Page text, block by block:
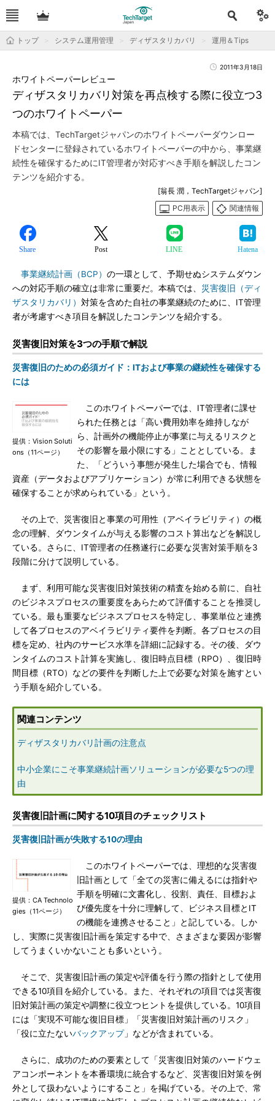
トップ システム運用管理 ディザスタリカバリ 運用＆Tips
2011年3月18日
ディザスタリカバリ対策を再点検する際に役立つ3
つのホワイトペーパー
ホワイトペーパーレビュー
本稿では、TechTargetジャパンのホワイトペーパーダウンロー
ドセンターに登録されているホワイトペーパーの中から、事業継
続性を確保するためにIT管理者が対応すべき手順を解説したコン
テンツを紹介する。
[翁長 潤，TechTargetジャパン]
PC用表示
関連情報
Share Post LINE Hatena
事業継続計画（BCP） の一環として、予期せぬシステムダウン
への対応手順の確立は非常に重要だ。本稿では、 災害復旧（ディ
ザスタリカバリ） 対策を含めた自社の事業継続のために、IT管理
者が考慮すべき項目を解説したコンテンツを紹介する。
災害復旧対策を3つの手順で解説
災害復旧のための必須ガイド：ITおよび事業の継続性を確保する
には
提供：Vision Soluti
ons（11ページ）
このホワイトペーパーでは、IT管理者に課せ
られた任務とは「高い費用効率を維持しなが
ら、計画外の機能停止が事業に与えるリスクと
その影響を最小限にする」こととしている。ま
た、「どういう事態が発生した場合でも、情報
資産（データおよびアプリケーション）が常に利用できる状態を
確保することが求められている」という。
その上で、災害復旧と事業の可用性（アベイラビリティ）の概
念の理解、ダウンタイムが与える影響のコスト算出などを解説し
ている。さらに、IT管理者の任務遂行に必要な災害対策手順を3
段階に分けて説明している。
まず、利用可能な災害復旧対策技術の精査を始める前に、自社
のビジネスプロセスの重要度をあらためて評価することを推奨し
ている。最も重要なビジネスプロセスを特定し、事業単位と連携
して各プロセスのアベイラビリティ要件を判断。各プロセスの目
標を定め、社内のサービス水準を詳細に記録する。その後、ダウ
ンタイムのコスト計算を実施し、復旧時点目標（RPO）、復旧時
間目標（RTO）などの要件を判断した上で必要な対策を施すとい
う手順を紹介している。
関連コンテンツ
ディザスタリカバリ計画の注意点
中小企業にこそ事業継続計画ソリューションが必要な5つの理
由
災害復旧計画に関する10項目のチェックリスト
災害復旧計画が失敗する10の理由
提供：CA Technolo
gies（11ページ）
このホワイトペーパーでは、理想的な災害復
旧計画として「全ての災害に備えるには指針や
手順を明確に文書化し、役割、責任、目標およ
び優先度を十分に理解して、ビジネス目標とIT
の機能を連携させること」と記している。しか
し、実際に災害復旧計画を策定する中で、さまざまな要因が影響
してうまくいかないことも多いという。
そこで、災害復旧計画の策定や評価を行う際の指針として使用
できる10項目を紹介している。また、それぞれの項目では災害復
旧対策計画の策定や調整に役立つヒントを提供している。10項目
には「実現不可能な復旧目標」「災害復旧対策計画のリスク」
「役に立たないバックアップ」などが含まれている。
さらに、成功のための要素として「災害復旧対策のハードウェ
アコンポーネントを本番環境に統合するなど、災害復旧対策を例
外として扱わないようにすること」を掲げている。その上で、常